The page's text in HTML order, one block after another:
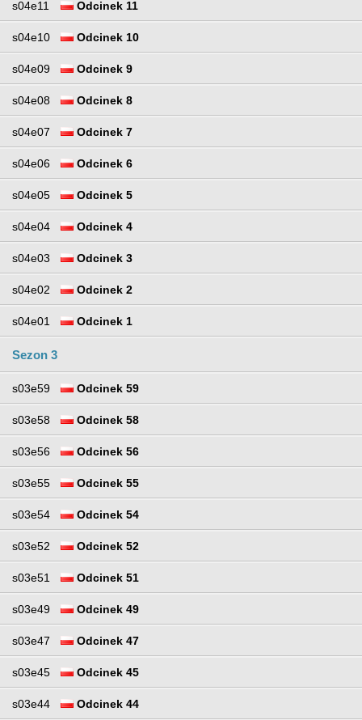
s04e11 Odcinek 11
s04e10 Odcinek 10
s04e09 Odcinek 9
s04e08 Odcinek 8
s04e07 Odcinek 7
s04e06 Odcinek 6
s04e05 Odcinek 5
s04e04 Odcinek 4
s04e03 Odcinek 3
s04e02 Odcinek 2
s04e01 Odcinek 1
Sezon 3
s03e59 Odcinek 59
s03e58 Odcinek 58
s03e56 Odcinek 56
s03e55 Odcinek 55
s03e54 Odcinek 54
s03e52 Odcinek 52
s03e51 Odcinek 51
s03e49 Odcinek 49
s03e47 Odcinek 47
s03e45 Odcinek 45
s03e44 Odcinek 44